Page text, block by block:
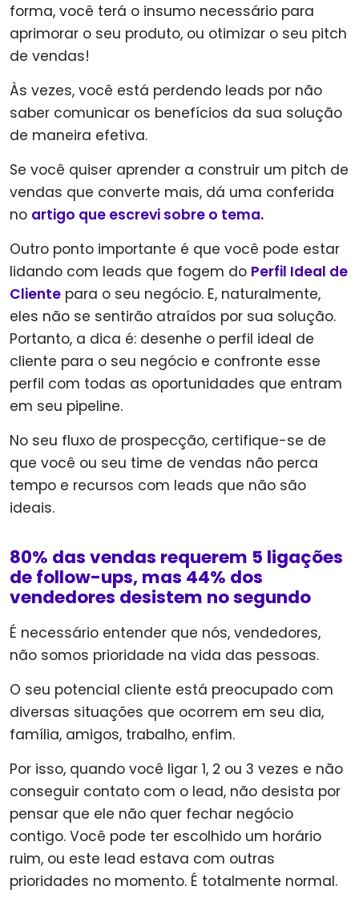
forma, você terá o insumo necessário para
aprimorar o seu produto, ou otimizar o seu pitch
de vendas!
Às vezes, você está perdendo leads por não
saber comunicar os benefícios da sua solução
de maneira efetiva.
Se você quiser aprender a construir um pitch de
vendas que converte mais, dá uma conferida
no artigo que escrevi sobre o tema.
Outro ponto importante é que você pode estar
lidando com leads que fogem do Perfil Ideal de
Cliente para o seu negócio. E, naturalmente,
eles não se sentirão atraídos por sua solução.
Portanto, a dica é: desenhe o perfil ideal de
cliente para o seu negócio e confronte esse
perfil com todas as oportunidades que entram
em seu pipeline.
No seu fluxo de prospecção, certifique-se de
que você ou seu time de vendas não perca
tempo e recursos com leads que não são
ideais.
80% das vendas requerem 5 ligações
de follow-ups, mas 44% dos
vendedores desistem no segundo
É necessário entender que nós, vendedores,
não somos prioridade na vida das pessoas.
O seu potencial cliente está preocupado com
diversas situações que ocorrem em seu dia,
família, amigos, trabalho, enfim.
Por isso, quando você ligar 1, 2 ou 3 vezes e não
conseguir contato com o lead, não desista por
pensar que ele não quer fechar negócio
contigo. Você pode ter escolhido um horário
ruim, ou este lead estava com outras
prioridades no momento. É totalmente normal.